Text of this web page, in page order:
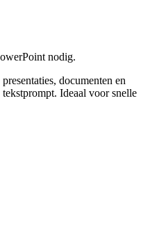
nodig.
documenten en
Ideaal voor snelle